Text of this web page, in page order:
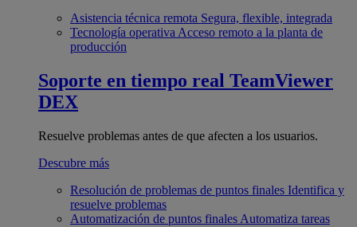
Asistencia técnica remota Segura, flexible, integrada
Tecnología operativa Acceso remoto a la planta de
producción
Soporte en tiempo real TeamViewer
DEX
Resuelve problemas antes de que afecten a los usuarios.
Descubre más
Resolución de problemas de puntos finales Identifica y
resuelve problemas
Automatización de puntos finales Automatiza tareas